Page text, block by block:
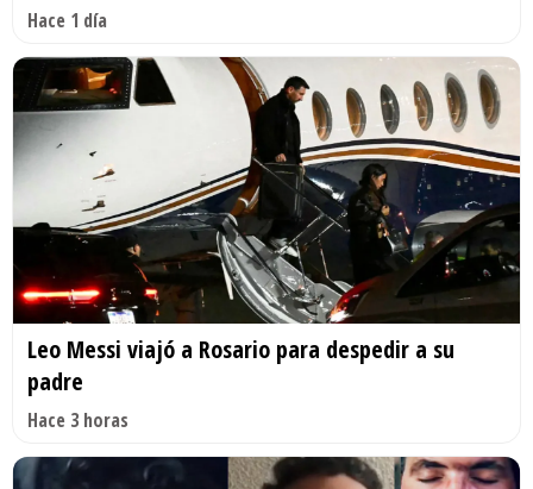
Hace 1 día
Leo Messi viajó a Rosario para despedir a su
padre
Hace 3 horas